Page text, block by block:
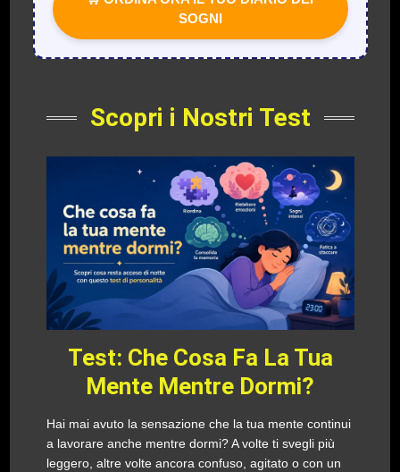
SOGNI
Scopri i Nostri Test
Test: Che Cosa Fa La Tua
Mente Mentre Dormi?
Hai mai avuto la sensazione che la tua mente continui
a lavorare anche mentre dormi? A volte ti svegli più
leggero, altre volte ancora confuso, agitato o con un